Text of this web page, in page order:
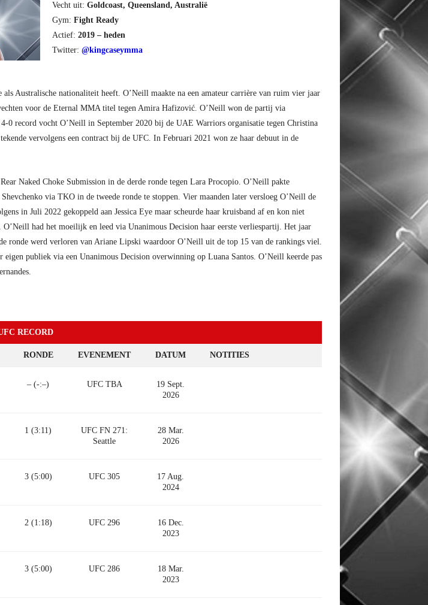
Vecht uit: Goldcoast, Queensland, Australië
Gym: Fight Ready
Actief: 2019 – heden
Twitter: @kingcaseymma
Australische nationaliteit heeft. O’Neill maakte na een amateur carrière van ruim vier jaar
voor de Eternal MMA titel tegen Amira Hafizović. O’Neill won de partij via
0 record vocht O’Neill in September 2020 bij de UAE Warriors organisatie tegen Christina
vervolgens een contract bij de UFC. In Februari 2021 won ze haar debuut in de
Naked Choke Submission in de derde ronde tegen Lara Procopio. O’Neill pakte
via TKO in de tweede ronde te stoppen. Vier maanden later versloeg O’Neill de
in Juli 2022 gekoppeld aan Jessica Eye maar scheurde haar kruisband af en kon niet
had het moeilijk en leed via Unanimous Decision haar eerste verliespartij. Het jaar
ronde werd verloren van Ariane Lipski waardoor O’Neill uit de top 15 van de rankings viel.
publiek via een Unanimous Decision overwinning op Luana Santos. O’Neill keerde pas
RECORD
RONDE EVENEMENT DATUM NOTITIES
– (-:–) UFC TBA
19 Sept.
2026
1 (3:11)
UFC FN 271:
Seattle
28 Mar.
2026
3 (5:00) UFC 305
17 Aug.
2024
2 (1:18) UFC 296
16 Dec.
2023
3 (5:00) UFC 286
18 Mar.
2023